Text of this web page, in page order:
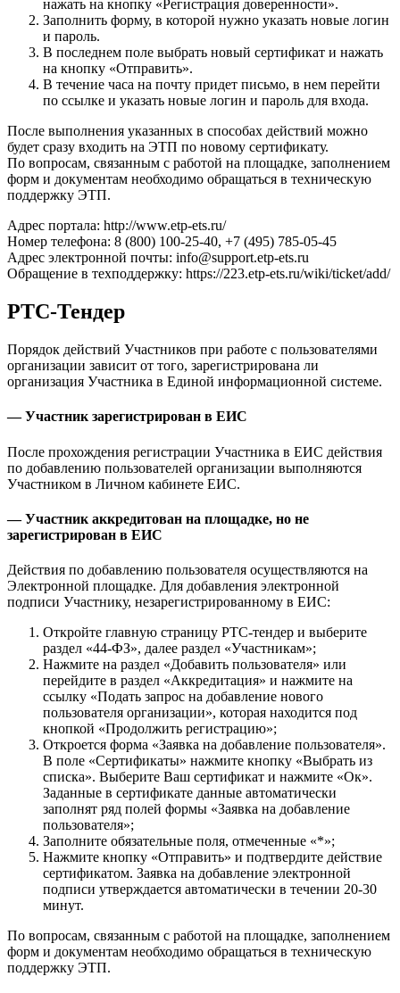
нажать на кнопку «Регистрация доверенности».
Заполнить форму, в которой нужно указать новые логин
и пароль.
В последнем поле выбрать новый сертификат и нажать
на кнопку «Отправить».
В течение часа на почту придет письмо, в нем перейти
по ссылке и указать новые логин и пароль для входа.
После выполнения указанных в способах действий можно
будет сразу входить на ЭТП по новому сертификату.
По вопросам, связанным с работой на площадке, заполнением
форм и документам необходимо обращаться в техническую
поддержку ЭТП.
Адрес портала: http://www.etp-ets.ru/
Номер телефона: 8 (800) 100-25-40, +7 (495) 785-05-45
Адрес электронной почты: info@support.etp-ets.ru
Обращение в техподдержку: https://223.etp-ets.ru/wiki/ticket/add/
РТС-Тендер
Порядок действий Участников при работе с пользователями
организации зависит от того, зарегистрирована ли
организация Участника в Единой информационной системе.
— Участник зарегистрирован в ЕИС
После прохождения регистрации Участника в ЕИС действия
по добавлению пользователей организации выполняются
Участником в Личном кабинете ЕИС.
— Участник аккредитован на площадке, но не
зарегистрирован в ЕИС
Действия по добавлению пользователя осуществляются на
Электронной площадке. Для добавления электронной
подписи Участнику, незарегистрированному в ЕИС:
Откройте главную страницу РТС-тендер и выберите
раздел «44-ФЗ», далее раздел «Участникам»;
Нажмите на раздел «Добавить пользователя» или
перейдите в раздел «Аккредитация» и нажмите на
ссылку «Подать запрос на добавление нового
пользователя организации», которая находится под
кнопкой «Продолжить регистрацию»;
Откроется форма «Заявка на добавление пользователя».
В поле «Сертификаты» нажмите кнопку «Выбрать из
списка». Выберите Ваш сертификат и нажмите «Ок».
Заданные в сертификате данные автоматически
заполнят ряд полей формы «Заявка на добавление
пользователя»;
Заполните обязательные поля, отмеченные «*»;
Нажмите кнопку «Отправить» и подтвердите действие
сертификатом. Заявка на добавление электронной
подписи утверждается автоматически в течении 20-30
минут.
По вопросам, связанным с работой на площадке, заполнением
форм и документам необходимо обращаться в техническую
поддержку ЭТП.